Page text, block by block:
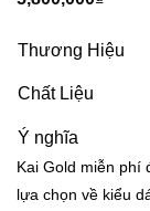
Thương Hiệu
Chất Liệu
Ý nghĩa
Kai Gold miễn phí
lựa chọn về kiểu